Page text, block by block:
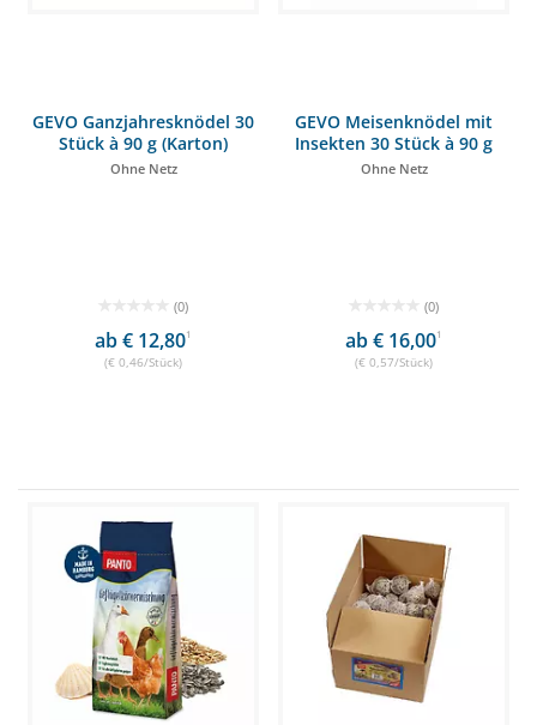
GEVO Ganzjahresknödel 30
Stück à 90 g (Karton)
Ohne Netz
(0)
ab € 12,801
(€ 0,46/Stück)
GEVO Meisenknödel mit
Insekten 30 Stück à 90 g
(Karton)
Ohne Netz
(0)
ab € 16,001
(€ 0,57/Stück)